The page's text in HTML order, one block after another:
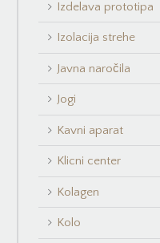
Izdelava prototipa
Izolacija strehe
Javna naročila
Jogi
Kavni aparat
Klicni center
Kolagen
Kolo